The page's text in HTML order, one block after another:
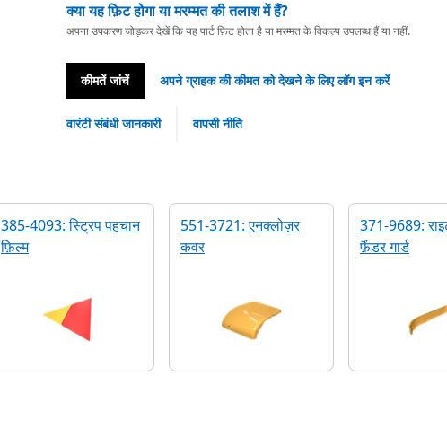
क्या यह फ़िट होगा या मरम्मत की तलाश में हैं?
अपना उपकरण जोड़कर देखें कि यह पार्ट फ़िट होता है या मरम्मत के विकल्प उपलब्ध हैं या नहीं.
कीमतें जांचें अपने ग्राहक की कीमत को देखने के लिए लॉग इन करें
वारंटी संबंधी जानकारी वापसी नीति
385-4093: स्ट्रिप पहचान
फ़िल्म
551-3721: एनक्लोज़र
कवर
371-9689:
फ़ैंडर गार्ड